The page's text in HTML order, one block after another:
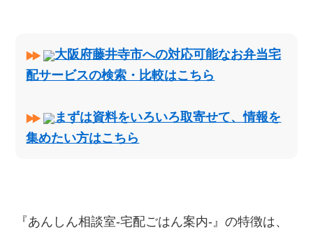
大阪府藤井寺市への対応可能なお弁当宅
配サービスの検索・比較はこちら
まずは資料をいろいろ取寄せて、情報を
集めたい方はこちら
『あんしん相談室‐宅配ごはん案内‐』の特徴は、